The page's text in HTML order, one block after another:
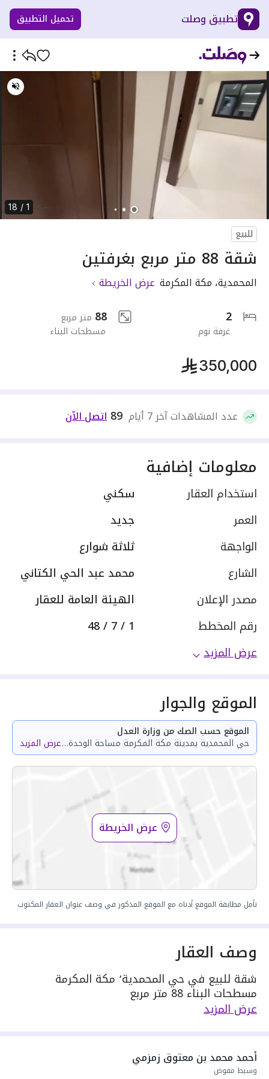
تطبيق وصلت تحميل التطبيق
1 / 18
للبيع
شقة 88 متر مربع بغرفتين
المحمدية، مكة المكرمة عرض الخريطة
2
غرفة نوم
88 متر مربع
مسطحات البناء
350,000
عدد المشاهدات آخر 7 أيام 89 اتصل الآن
معلومات إضافية
استخدام العقار
سكني
العمر
جديد
الواجهة
ثلاثة شوارع
الشارع
محمد عبد الحي الكتاني
مصدر الإعلان
الهيئة العامة للعقار
رقم المخطط
1 / 7 / 48
عرض المزيد
الموقع والجوار
الموقع حسب الصك من وزارة العدل
حي المحمدية بمدينة مكة المكرمة مساحة الوحدة من الأرض 32.21 متر وتختص من المنافع والأجزاء المشتركة بمساحة 66.35 مترعرض المزيد
عرض الخريطة
نأمل مطابقة الموقع أدناه مع الموقع المذكور في وصف عنوان العقار المكتوب
وصف العقار
شقة للبيع في حي المحمدية٬ مكة المكرمة
مسطحات البناء 88 متر مربع
مكونة من: 2 غرفة
واصل كهرباء
سنة البناء: 2026
سعرها 350000 ر.س
عرض المزيد
أحمد محمد بن معتوق زمزمي
وسيط مفوض